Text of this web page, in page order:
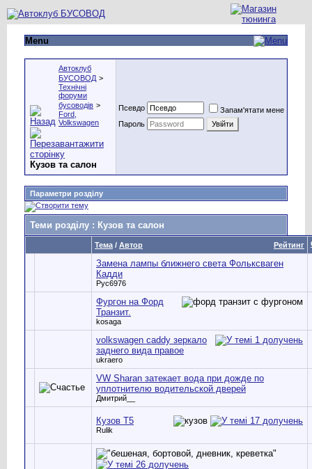
Menu
Автоклуб
БУСОВОД >
Технічні
форуми
бусоводів >
Ford,
Volkswagen
Кузов та салон
Псевдо
Запам'ятати мене
Пароль
Параметри розділу
Теми розділу : Кузов та салон
Рейтинг
Тема / Автор
Замена лампы ближнего света Фольксваген
Кадди
Рус6976
Фургон на Форд
Транзит.
kosaga
volkswagen caddy зеркало
заднего вида правое
ukraero
VW Sharan затекает вода при дожде по
уплотнителю водительской дверей
Дмитрий__
Кузов Т5
Rulik